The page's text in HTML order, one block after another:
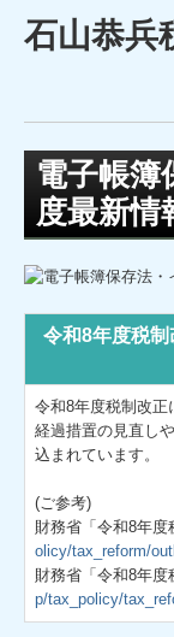
事務所
経営理念
業務内容
TKCシ
社会福
社会福
お問合
石山恭兵
電子帳簿
度最新情
令和8年度税
令和8年度税制改正
経過措置の見直し
込まれています。
(ご参考)
財務省「令和8年度
olicy/tax_reform/
財務省「令和8年度
p/tax_policy/